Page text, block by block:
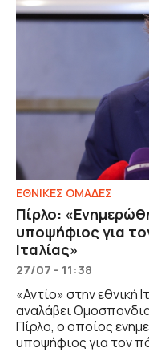
ΕΘΝΙΚΕΣ ΟΜΑΔΕΣ
Πίρλο:
υποψήφιος για
Ιταλίας»
27/07 - 11:38
«Αντίο» στην εθνική
αναλάβει
Πίρλο, ο οποίος
υποψήφιος για τον